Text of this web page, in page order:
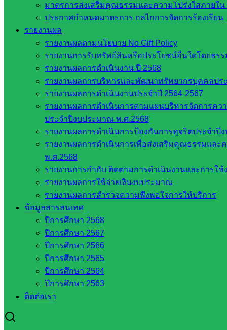
มาตรการส่งเสริมคุณธรรมและความโปร่งใสภายใน
ประกาศกำหนดมาตรการ กลไกการจัดการร้องเรียน
รายงานผล
รายงานผลตามนโยบาย No Gift Policy
รายงานการรับทรัพย์สินหรือประโยชน์อื่นใดโดยธรร
รายงานผลการดำเนินงาน ปี 2568
รายงานผลการบริหารและพัฒนาทรัพยากรบุคคลปร
รายงานผลการดำเนินงานประจำปี 2564-2567
รายงานผลการดำเนินการตามแผนบริหารจัดการค
ประจำปีงบประมาณ พ.ศ.2568
รายงานผลการดำเนินการป้องกันการทุจริตประจำปี
รายงานผลการดำเนินการเพื่อส่งเสริมคุณธรรมแล
พ.ศ.2568
รายงานการกำกับ ติดตามการดำเนินงานและการใ
รายงานผลการใช้จ่ายเงินงบประมาณ
รายงานผลการสำรวจความพึงพอใจการให้บริการ
ข้อมูลสารสนเทศ
ปีการศึกษา 2568
ปีการศึกษา 2567
ปีการศึกษา 2566
ปีการศึกษา 2565
ปีการศึกษา 2564
ปีการศึกษา 2563
ติดต่อเรา
ศึกษา
สำนักงาน
คณะ
กรรมการ
การ
อาชีวศึกษา
สำนักงาน
คณะ
กรรมการ
การศึกษา
ขั้นพื้น
ฐาน
รายชื่อ
มหาวิทยาลัย
ประเทศไทย
เว็บไซต์
สำนักต่าง
ๆ ใน
สพฐ.
เว็บไซต์
สพม. ใน
สังกัด
สพฐ.